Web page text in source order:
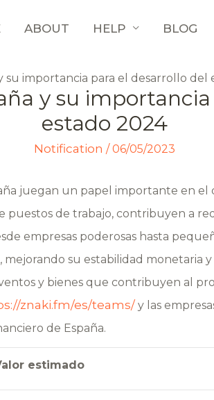
ABOUT HELP BLOG
su importancia para el desarrollo del
y su
estado 2024
Notification /06/05/2023
juegan un papel importante en el
de trabajo, contribuyen a
empresas poderosas hasta
su estabilidad monetaria y
y bienes que contribuyen al
znaki.fm/es/teams/ y las
de España.
estimado